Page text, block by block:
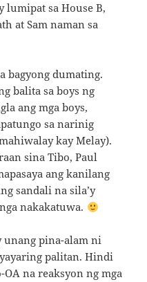
lumipat sa House B,
at Sam naman sa
bagyong dumating.
balita sa boys ng
ang mga boys,
sa narinig
kay Melay).
sina Tibo, Paul
ang kanilang
sandali na sila’y
nakakatuwa.
unang pina-alam ni
palitan. Hindi
na reaksyon ng mga